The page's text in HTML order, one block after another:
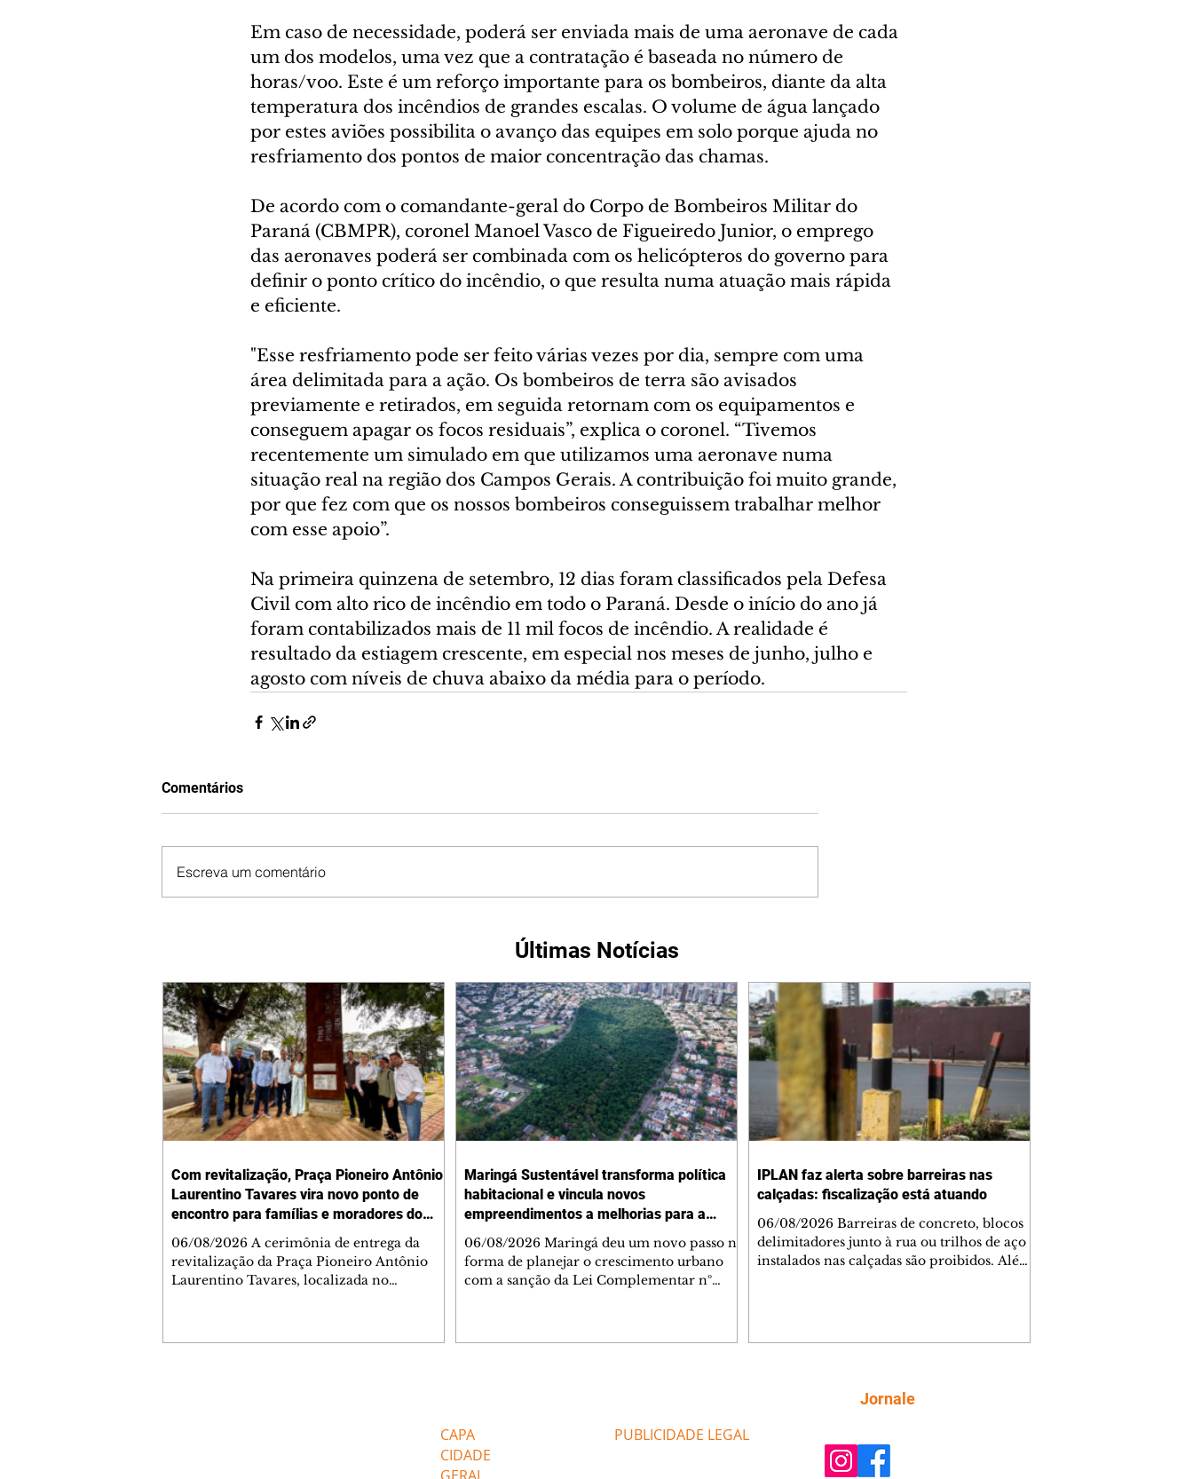
Em caso de necessidade, poderá ser enviada mais de uma aeronave de cada
um dos modelos, uma vez que a contratação é baseada no número de
horas/voo. Este é um reforço importante para os bombeiros, diante da alta
temperatura dos incêndios de grandes escalas. O volume de água lançado
por estes aviões possibilita o avanço das equipes em solo porque ajuda no
resfriamento dos pontos de maior concentração das chamas.
De acordo com o comandante-geral do Corpo de Bombeiros Militar do
Paraná (CBMPR), coronel Manoel Vasco de Figueiredo Junior, o emprego
das aeronaves poderá ser combinada com os helicópteros do governo para
definir o ponto crítico do incêndio, o que resulta numa atuação mais rápida
e eficiente.
"Esse resfriamento pode ser feito várias vezes por dia, sempre com uma
área delimitada para a ação. Os bombeiros de terra são avisados
previamente e retirados, em seguida retornam com os equipamentos e
conseguem apagar os focos residuais”, explica o coronel. “Tivemos
recentemente um simulado em que utilizamos uma aeronave numa
situação real na região dos Campos Gerais. A contribuição foi muito grande,
por que fez com que os nossos bombeiros conseguissem trabalhar melhor
com esse apoio”.
Na primeira quinzena de setembro, 12 dias foram classificados pela Defesa
Civil com alto rico de incêndio em todo o Paraná. Desde o início do ano já
foram contabilizados mais de 11 mil focos de incêndio. A realidade é
resultado da estiagem crescente, em especial nos meses de junho, julho e
agosto com níveis de chuva abaixo da média para o período.
Comentários
Escreva um comentário
Últimas Notícias
Com revitalização, Praça Pioneiro Antônio
Laurentino Tavares vira novo ponto de
encontro para famílias e moradores do
Jardim Liberdade
06/08/2026 A cerimônia de entrega da
revitalização da Praça Pioneiro Antônio
Laurentino Tavares, localizada no
Maringá Sustentável transforma política
habitacional e vincula novos
empreendimentos a melhorias para a
cidade
06/08/2026 Maringá deu um novo passo na
forma de planejar o crescimento urbano
com a sanção da Lei Complementar nº
avanço da lei é mudar a lógica de concessão
de benefícios urbanísticos frente
IPLAN faz alerta sobre barreiras nas
calçadas: fiscalização está atuando
06/08/2026 Barreiras de concreto, blocos
delimitadores junto à rua ou trilhos de aço
instalados nas calçadas são proibidos. Além
(IPLAN), que está intensificando a
fiscalização sobre as calçadas, o que inclui
CAPA
CIDADE
PUBLICIDADE LEGAL
Jornale